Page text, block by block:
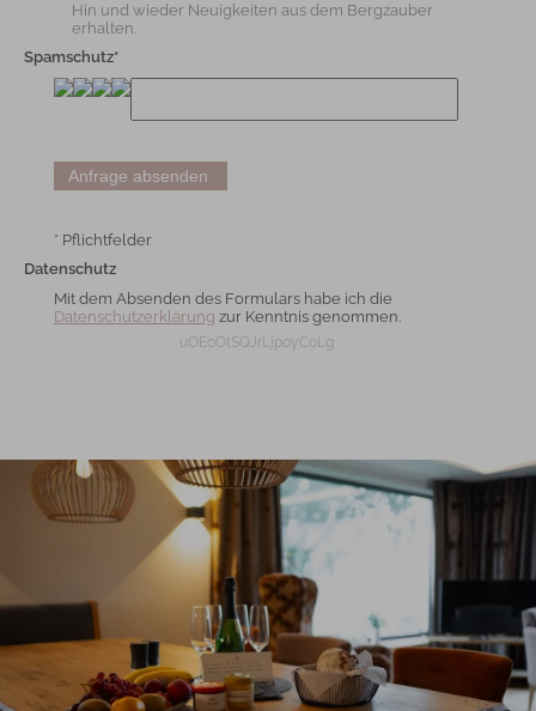
Hin und wieder Neuigkeiten aus dem Bergzauber
erhalten.
Spamschutz*
* Pflichtfelder
Datenschutz
Mit dem Absenden des Formulars habe ich die
Datenschutzerklärung zur Kenntnis genommen.
uOEoOtSQJrLjp0yCoLg